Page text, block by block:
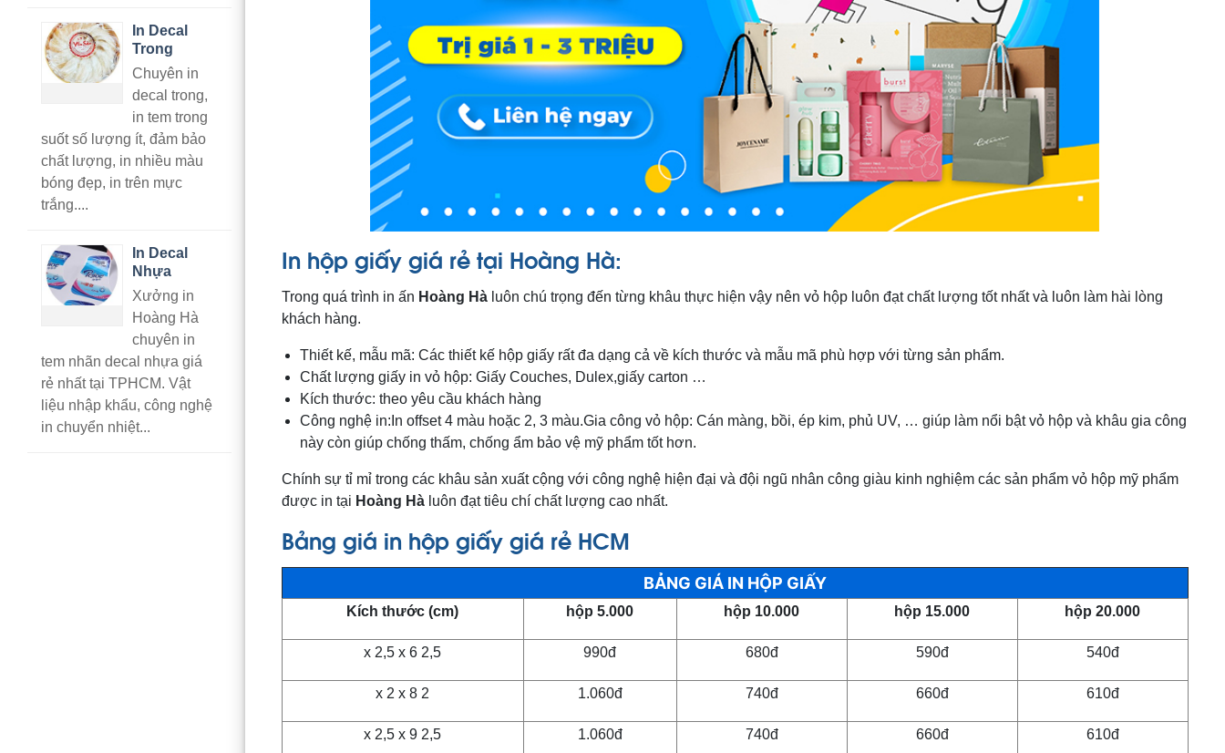
In Decal
Trong
Chuyên in
decal trong,
in tem trong
suốt số lượng ít, đảm bảo
chất lượng, in nhiều màu
bóng đẹp, in trên mực
trắng....
In Decal
Nhựa
Xưởng in
Hoàng Hà
chuyên in
tem nhãn decal nhựa giá
rẻ nhất tại TPHCM. Vật
liệu nhập khẩu, công nghệ
in chuyển nhiệt...
In hộp giấy giá rẻ tại Hoàng Hà:
Trong quá trình in ấn Hoàng Hàluôn chú trọng đến từng khâu thực hiện vậy nên vỏ hộp luôn đạt chất lượng tốt nhất và luôn làm hài lòng
khách hàng.
Thiết kế, mẫu mã: Các thiết kế hộp giấy rất đa dạng cả về kích thước và mẫu mã phù hợp với từng sản phẩm.
Chất lượng giấy in vỏ hộp: Giấy Couches, Dulex,giấy carton …
Kích thước: theo yêu cầu khách hàng
Công nghệ in:In offset 4 màu hoặc 2, 3 màu.Gia công vỏ hộp: Cán màng, bồi, ép kim, phủ UV, … giúp làm nổi bật vỏ hộp và khâu gia công
này còn giúp chống thấm, chống ẩm bảo vệ mỹ phẩm tốt hơn.
Chính sự tỉ mỉ trong các khâu sản xuất cộng với công nghệ hiện đại và đội ngũ nhân công giàu kinh nghiệm các sản phẩm vỏ hộp mỹ phẩm
được in tại Hoàng Hàluôn đạt tiêu chí chất lượng cao nhất.
Bảng giá in hộp giấy giá rẻ HCM
BẢNG GIÁ IN HỘP GIẤY
Kích thước (cm) 5.000 hộp 10.000 hộp 15.000 hộp 20.000 hộp
2,5 x 2,5 x 6 990đ 680đ 590đ 540đ
2 x 2 x 8 1.060đ 740đ 660đ 610đ
2,5 x 2,5 x 9 1.060đ 740đ 660đ 610đ